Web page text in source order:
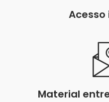
Material